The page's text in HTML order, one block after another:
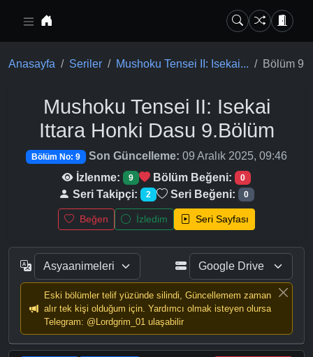
Anasayfa Seriler Mushoku Tensei II: Isekai... Bölüm 9
Mushoku Tensei II: Isekai
Ittara Honki Dasu 9.Bölüm
Bölüm No: 9 Son Güncelleme: 09 Aralık 2025, 09:46
İzlenme:
9 Bölüm Beğeni: 0
Seri Takipçi: 2 Seri Beğeni: 0
Beğen İzledim Seri Sayfası
Eski bölümler telif yüzünde silindi, Güncellemem zaman
alır tek kişi olduğum için. Yardımcı olmak isteyen olursa
Telegram: @Lordgrim_01 ulaşabilir